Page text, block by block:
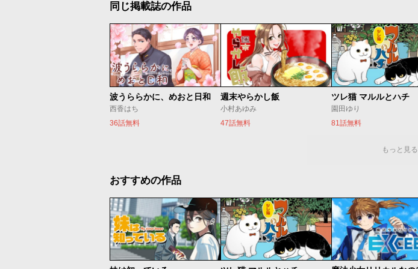
同じ掲載誌の作品
波うららかに、めおと日和
西香はち
36話無料
週末やらかし飯
小村あゆみ
47話無料
ツレ猫 マルルとハチ
園田ゆり
81話無料
もっと見る
おすすめの作品